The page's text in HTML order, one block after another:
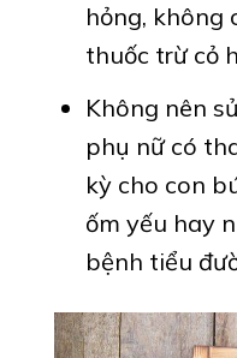
hỏng, không
thuốc trừ cỏ
Không nên
phụ nữ có
kỳ cho con
ốm yếu hay
bệnh tiểu